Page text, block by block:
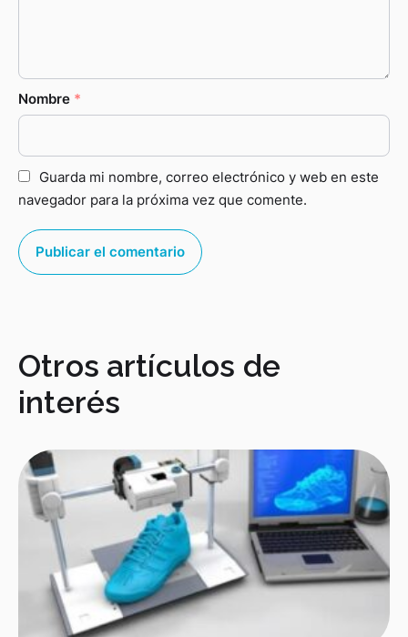
Nombre *
Guarda mi nombre, correo electrónico y web en este
navegador para la próxima vez que comente.
Otros artículos de
interés